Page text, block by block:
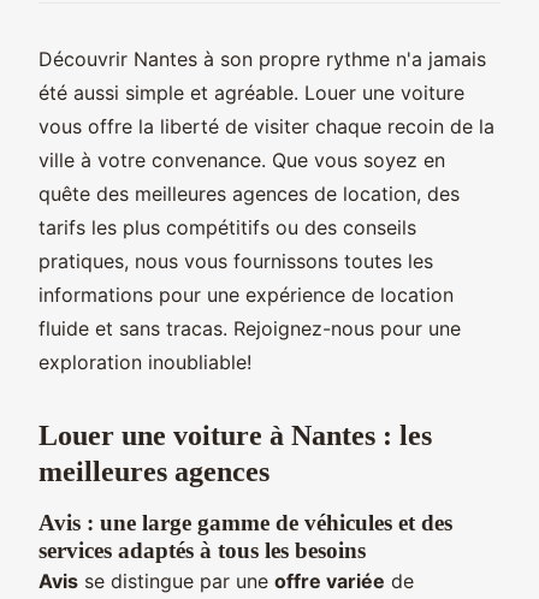
Découvrir Nantes à son propre rythme n'a jamais
été aussi simple et agréable. Louer une voiture
vous offre la liberté de visiter chaque recoin de la
ville à votre convenance. Que vous soyez en
quête des meilleures agences de location, des
tarifs les plus compétitifs ou des conseils
pratiques, nous vous fournissons toutes les
informations pour une expérience de location
fluide et sans tracas. Rejoignez-nous pour une
exploration inoubliable!
Louer une voiture à Nantes : les
meilleures agences
Avis : une large gamme de véhicules et des
services adaptés à tous les besoins
Avis se distingue par une offre variée de